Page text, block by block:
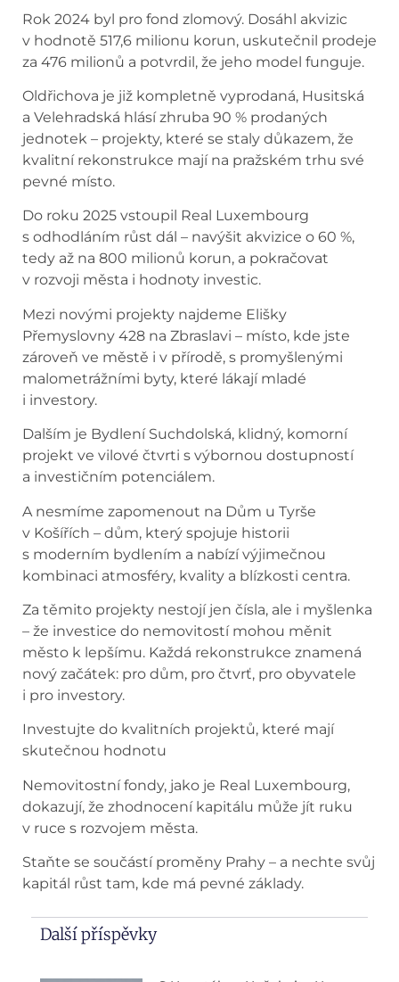
Rok 2024 byl pro fond zlomový. Dosáhl akvizic
v hodnotě 517,6 milionu korun, uskutečnil prodeje
za 476 milionů a potvrdil, že jeho model funguje.
Oldřichova je již kompletně vyprodaná, Husitská
a Velehradská hlásí zhruba 90 % prodaných
jednotek – projekty, které se staly důkazem, že
kvalitní rekonstrukce mají na pražském trhu své
pevné místo.
Do roku 2025 vstoupil Real Luxembourg
s odhodláním růst dál – navýšit akvizice o 60 %,
tedy až na 800 milionů korun, a pokračovat
v rozvoji města i hodnoty investic.
Mezi novými projekty najdeme Elišky
Přemyslovny 428 na Zbraslavi – místo, kde jste
zároveň ve městě i v přírodě, s promyšlenými
malometrážními byty, které lákají mladé
i investory.
Dalším je Bydlení Suchdolská, klidný, komorní
projekt ve vilové čtvrti s výbornou dostupností
a investičním potenciálem.
A nesmíme zapomenout na Dům u Tyrše
v Košířích – dům, který spojuje historii
s moderním bydlením a nabízí výjimečnou
kombinaci atmosféry, kvality a blízkosti centra.
Za těmito projekty nestojí jen čísla, ale i myšlenka
– že investice do nemovitostí mohou měnit
město k lepšímu. Každá rekonstrukce znamená
nový začátek: pro dům, pro čtvrť, pro obyvatele
i pro investory.
Investujte do kvalitních projektů, které mají
skutečnou hodnotu
Nemovitostní fondy, jako je Real Luxembourg,
dokazují, že zhodnocení kapitálu může jít ruku
v ruce s rozvojem města.
Staňte se součástí proměny Prahy – a nechte svůj
kapitál růst tam, kde má pevné základy.
Další příspěvky